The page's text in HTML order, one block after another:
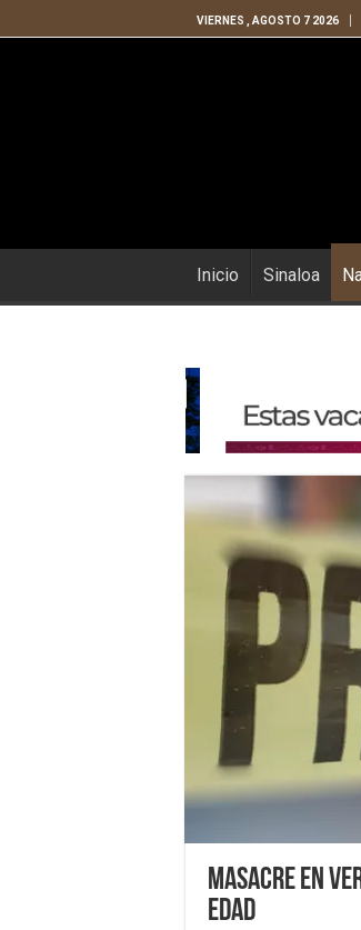
VIERNES , AGOSTO 7 2026
Inicio Sinaloa
Masacre en
edad